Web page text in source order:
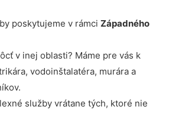
poskytujeme v rámci Západného
v inej oblasti? Máme pre vás k
vodoinštalatéra, murára a
služby vrátane tých, ktoré nie